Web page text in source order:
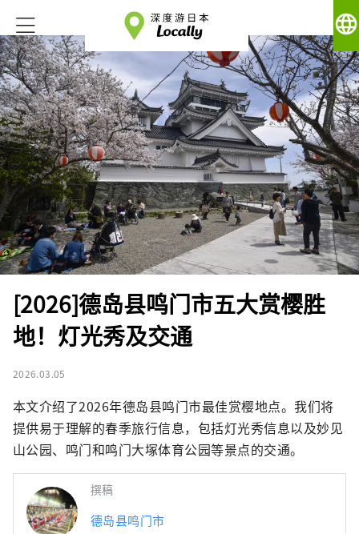
language
[2026]德岛县鸣门市五大赏樱胜
地！灯光秀及交通
2026.03.05
本文介绍了2026年德岛县鸣门市最佳赏樱地点。我们将
提供易于理解的春季旅行信息，包括灯光秀信息以及妙见
山公园、鸣门和鸣门大塚体育公园等景点的交通。
撰稿
德岛县鸣门市